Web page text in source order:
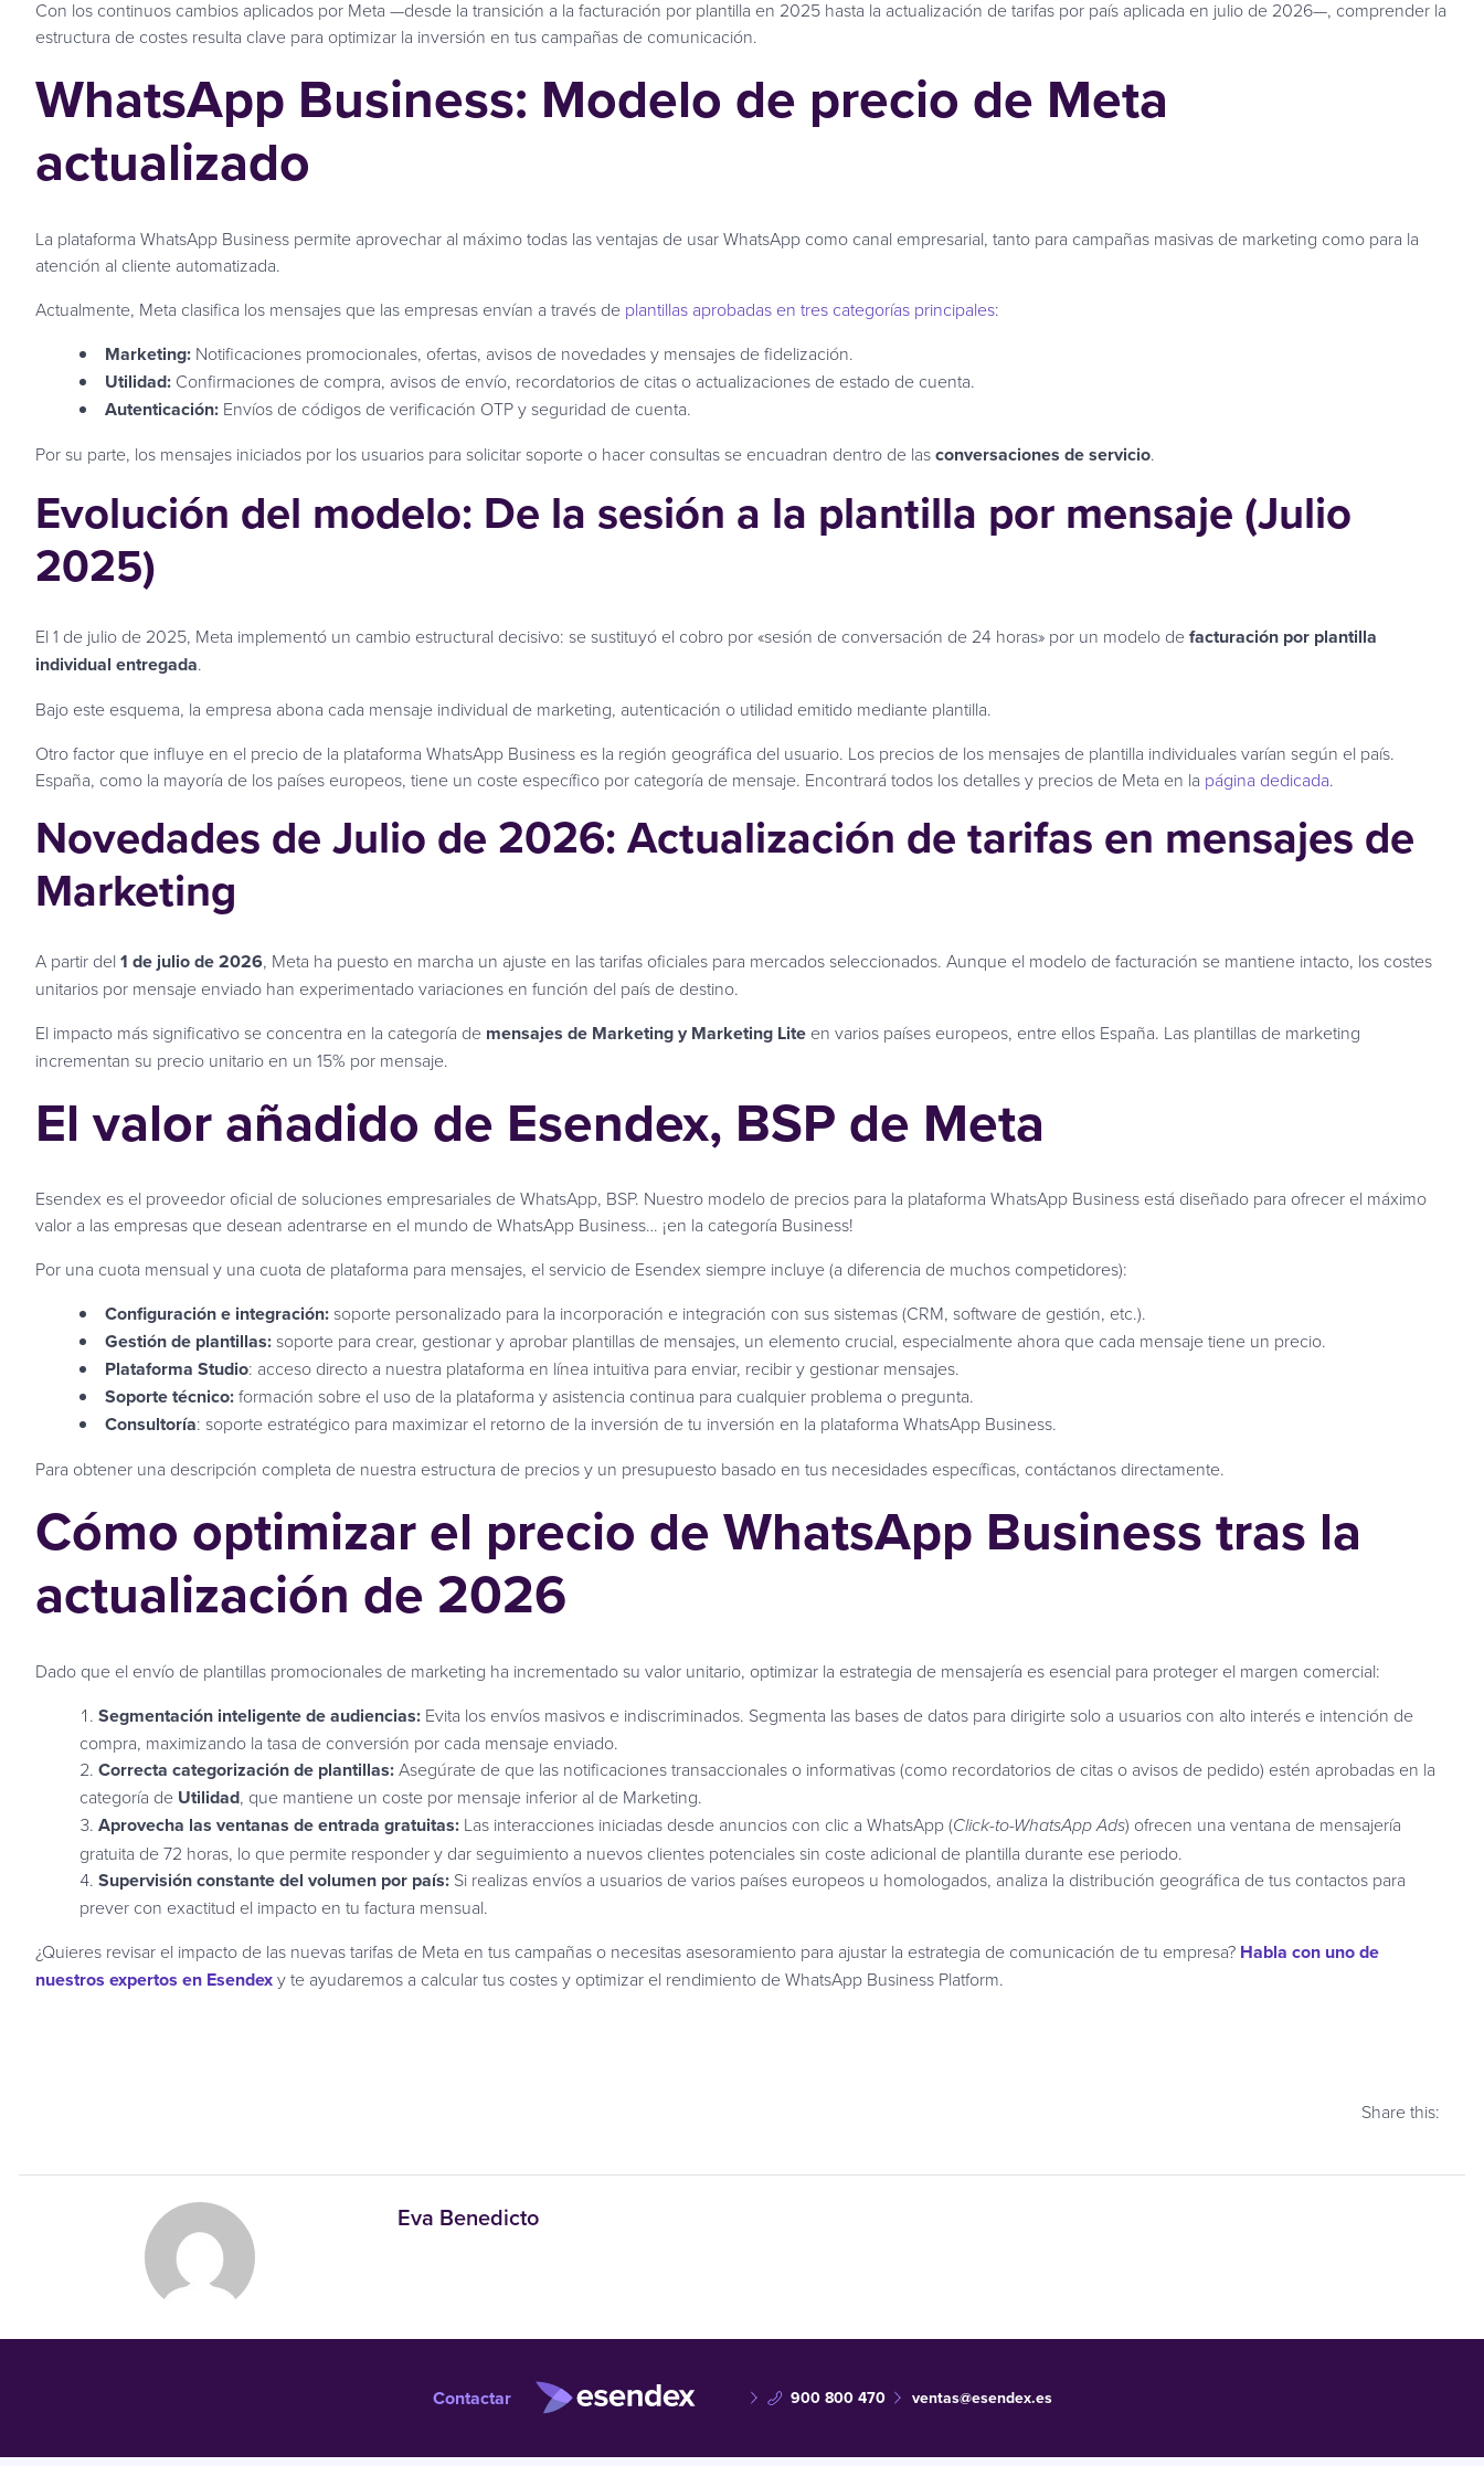
Con los continuos cambios aplicados por Meta —desde la transición a la facturación por plantilla en 2025 hasta la actualización de tarifas por país aplicada en julio de 2026—, comprender la
estructura de costes resulta clave para optimizar la inversión en tus campañas de comunicación.
WhatsApp Business: Modelo de precio de Meta
actualizado
La plataforma WhatsApp Business permite aprovechar al máximo todas las ventajas de usar WhatsApp como canal empresarial, tanto para campañas masivas de marketing como para la
atención al cliente automatizada.
Actualmente, Meta clasifica los mensajes que las empresas envían a través de plantillas aprobadas en tres categorías principales:
Marketing: Notificaciones promocionales, ofertas, avisos de novedades y mensajes de fidelización.
Utilidad: Confirmaciones de compra, avisos de envío, recordatorios de citas o actualizaciones de estado de cuenta.
Autenticación: Envíos de códigos de verificación OTP y seguridad de cuenta.
Por su parte, los mensajes iniciados por los usuarios para solicitar soporte o hacer consultas se encuadran dentro de lasconversaciones de servicio.
Evolución del modelo: De la sesión a la plantilla por mensaje (Julio
2025)
El 1 de julio de 2025, Meta implementó un cambio estructural decisivo: se sustituyó el cobro por «sesión de conversación de 24 horas» por un modelo defacturación por plantilla
individual entregada.
Bajo este esquema, la empresa abona cada mensaje individual de marketing, autenticación o utilidad emitido mediante plantilla.
Otro factor que influye en el precio de la plataforma WhatsApp Business es la región geográfica del usuario. Los precios de los mensajes de plantilla individuales varían según el país.
España, como la mayoría de los países europeos, tiene un coste específico por categoría de mensaje. Encontrará todos los detalles y precios de Meta en la página dedicada.
Novedades de Julio de 2026: Actualización de tarifas en mensajes de
Marketing
A partir del1 de julio de 2026, Meta ha puesto en marcha un ajuste en las tarifas oficiales para mercados seleccionados. Aunque el modelo de facturación se mantiene intacto, los costes
unitarios por mensaje enviado han experimentado variaciones en función del país de destino.
El impacto más significativo se concentra en la categoría de mensajes de Marketing y Marketing Lite en varios países europeos, entre ellos España. Las plantillas de marketing
incrementan su precio unitario en un 15% por mensaje.
El valor añadido de Esendex, BSP de Meta
Esendex es el proveedor oficial de soluciones empresariales de WhatsApp, BSP. Nuestro modelo de precios para la plataforma WhatsApp Business está diseñado para ofrecer el máximo
valor a las empresas que desean adentrarse en el mundo de WhatsApp Business… ¡en la categoría Business!
Por una cuota mensual y una cuota de plataforma para mensajes, el servicio de Esendex siempre incluye (a diferencia de muchos competidores):
Configuración e integración:soporte personalizado para la incorporación e integración con sus sistemas (CRM, software de gestión, etc.).
Gestión de plantillas:soporte para crear, gestionar y aprobar plantillas de mensajes, un elemento crucial, especialmente ahora que cada mensaje tiene un precio.
Plataforma Studio: acceso directo a nuestra plataforma en línea intuitiva para enviar, recibir y gestionar mensajes.
Soporte técnico:formación sobre el uso de la plataforma y asistencia continua para cualquier problema o pregunta.
Consultoría: soporte estratégico para maximizar el retorno de la inversión de tu inversión en la plataforma WhatsApp Business.
Para obtener una descripción completa de nuestra estructura de precios y un presupuesto basado en tus necesidades específicas, contáctanos directamente.
Cómo optimizar el precio de WhatsApp Business tras la
actualización de 2026
Dado que el envío de plantillas promocionales de marketing ha incrementado su valor unitario, optimizar la estrategia de mensajería es esencial para proteger el margen comercial:
Segmentación inteligente de audiencias: Evita los envíos masivos e indiscriminados. Segmenta las bases de datos para dirigirte solo a usuarios con alto interés e intención de
compra, maximizando la tasa de conversión por cada mensaje enviado.
Correcta categorización de plantillas:Asegúrate de que las notificaciones transaccionales o informativas (como recordatorios de citas o avisos de pedido) estén aprobadas en la
categoría de Utilidad, que mantiene un coste por mensaje inferior al de Marketing.
Aprovecha las ventanas de entrada gratuitas: Las interacciones iniciadas desde anuncios con clic a WhatsApp (Click-to-WhatsApp Ads) ofrecen una ventana de mensajería
gratuita de 72 horas, lo que permite responder y dar seguimiento a nuevos clientes potenciales sin coste adicional de plantilla durante ese periodo.
Supervisión constante del volumen por país: Si realizas envíos a usuarios de varios países europeos u homologados, analiza la distribución geográfica de tus contactos para
prever con exactitud el impacto en tu factura mensual.
¿Quieres revisar el impacto de las nuevas tarifas de Meta en tus campañas o necesitas asesoramiento para ajustar la estrategia de comunicación de tu empresa? Habla con uno de
nuestros expertos en Esendexy te ayudaremos a calcular tus costes y optimizar el rendimiento de WhatsApp Business Platform.
Share this:
Eva Benedicto
Contactar 900 800 470 ventas@esendex.es